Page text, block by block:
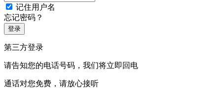
记住用户名
忘记密码？
登录
第三方登录
请告知您的电话号码，我们将立即回电
通话对您免费，请放心接听